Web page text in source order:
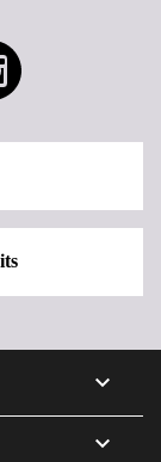

